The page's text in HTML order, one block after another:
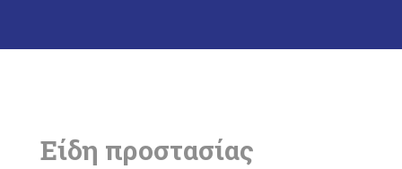
Eίδη προστασίας